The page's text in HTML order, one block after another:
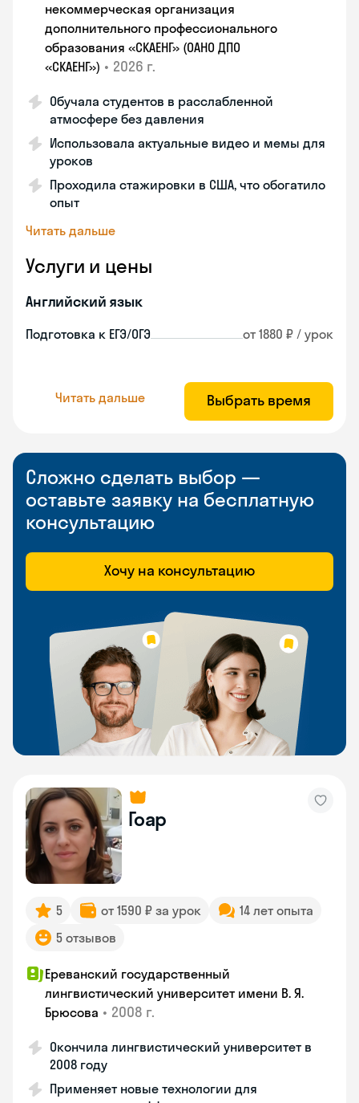
некоммерческая организация
дополнительного профессионального
образования «СКАЕНГ» (ОАНО ДПО
«СКАЕНГ») • 2026 г.
Обучала студентов в расслабленной
атмосфере без давления
Использовала актуальные видео и мемы для
уроков
Проходила стажировки в США, что обогатило
опыт
Читать дальше
Услуги и цены
Английский язык
Подготовка к ЕГЭ/ОГЭ от 1880 ₽ / урок
Читать дальше Выбрать время
Сложно сделать выбор —
оставьте заявку на бесплатную
консультацию
Хочу на консультацию
Гоар
5 от 1590 ₽ за урок
14 лет опыта
5 отзывов
Ереванский государственный
лингвистический университет имени В. Я.
Брюсова • 2008 г.
Окончила лингвистический университет в
2008 году
Применяет новые технологии для